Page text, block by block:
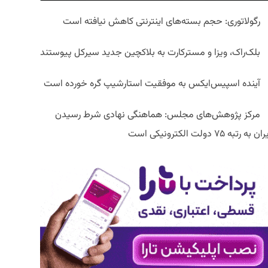
رگولاتوری: حجم بسته‌های اینترنتی کاهش نیافته است
بلک‌راک، ویزا و مسترکارت به بلاکچین جدید سیرکل پیوستند
آینده اسپیس‌ایکس به موفقیت استارشیپ گره خورده است
مرکز پژوهش‌های مجلس: هماهنگی نهادی شرط رسیدن
به رتبه ۷۵ دولت الکترونیکی است